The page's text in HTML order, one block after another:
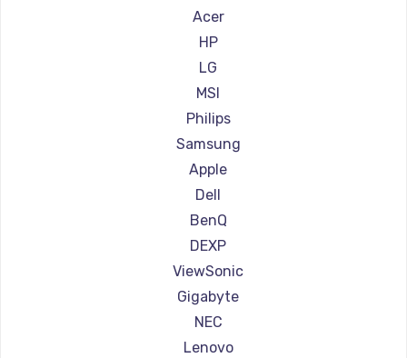
Замена HDMI
Заказать
Ремонт мониторов Hisense
Ремонт мониторов АОС
Ремонт мониторов Ardor
Ремонт мониторов Machenike
Ремонт мониторов iru
Ремонт мониторов Titan Army
Ремонт мониторов iFFALCON
Ремонт мониторов Dahua
Acer
HP
LG
MSI
Philips
Samsung
Apple
Dell
BenQ
DEXP
ViewSonic
Gigabyte
NEC
Lenovo